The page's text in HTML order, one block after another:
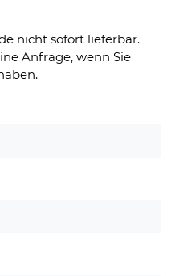
nicht sofort lieferbar.
Anfrage, wenn Sie